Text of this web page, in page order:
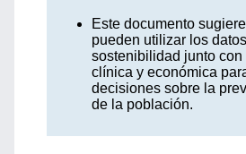
Este documento
pueden utilizar los
sostenibilidad junto con
clínica y económica
decisiones sobre la
de la población.